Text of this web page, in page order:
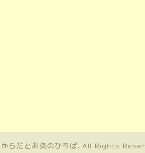
らだとお灸のひろば. All Rights